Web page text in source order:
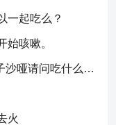
一起吃么？
始咳嗽。
你好，鼻炎犯了，鼻子不通，嗓子沙哑请问吃什么药比较好？
火